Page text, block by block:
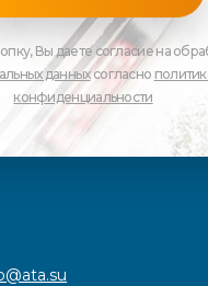
Вы даете согласие на
данныхсогласно
конфиденциальности